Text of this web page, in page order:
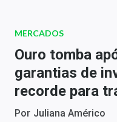
Newsletters
Money Trader
Anuncie
MERCADOS
Ouro tomba
garantias de
recorde para
Por Juliana Américo